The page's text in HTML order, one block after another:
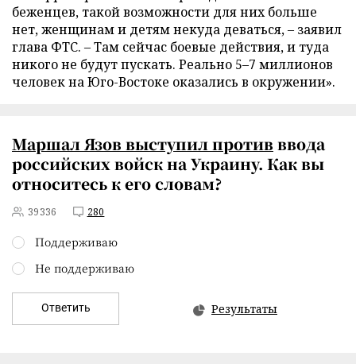
беженцев, такой возможности для них больше
нет, женщинам и детям некуда деваться, – заявил
глава ФТС. – Там сейчас боевые действия, и туда
никого не будут пускать. Реально 5–7 миллионов
человек на Юго-Востоке оказались в окружении».
Маршал Язов выступил против ввода
российских войск на Украину. Как вы
относитесь к его словам?
39336 280
Поддерживаю
Не поддерживаю
Ответить Результаты